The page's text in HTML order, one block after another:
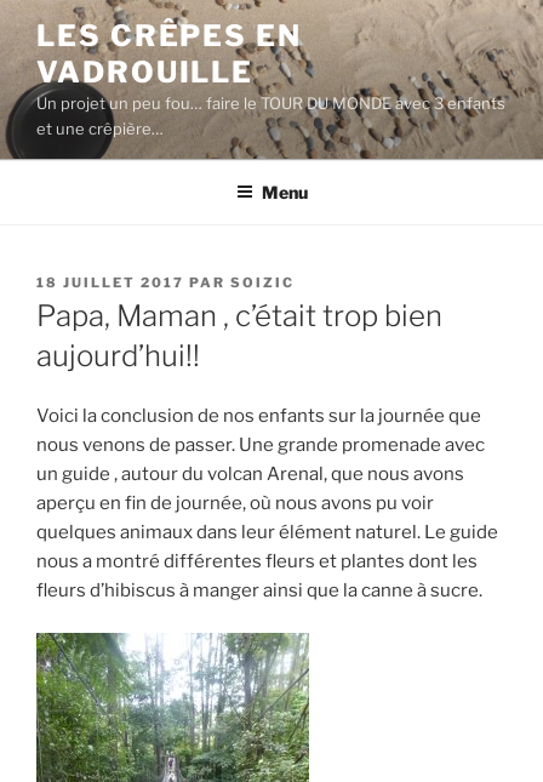
contenu
principal
LES CRÊPES EN
VADROUILLE
Un projet un peu fou… faire le TOUR DU MONDE avec 3 enfants
et une crêpière…
Menu
PUBLIÉ
LE
18 JUILLET 2017 PAR SOIZIC
Papa, Maman , c’était trop bien
aujourd’hui!!
Voici la conclusion de nos enfants sur la journée que
nous venons de passer. Une grande promenade avec
un guide , autour du volcan Arenal, que nous avons
aperçu en fin de journée, où nous avons pu voir
quelques animaux dans leur élément naturel. Le guide
nous a montré différentes fleurs et plantes dont les
fleurs d’hibiscus à manger ainsi que la canne à sucre.